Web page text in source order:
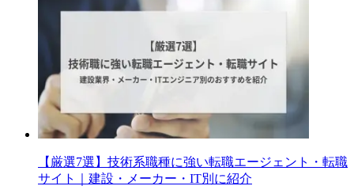
【厳選7選】技術系職種に強い転職エージェント・転職
サイト｜建設・メーカー・IT別に紹介